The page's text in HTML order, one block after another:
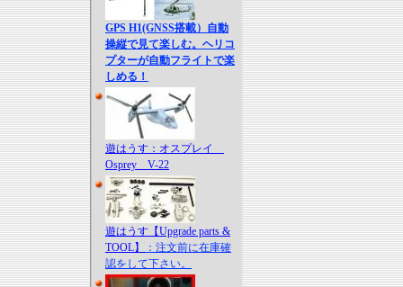
GPS H1(GNSS搭載）自動
操縦で見て楽しむ。ヘリコ
プターが自動フライトで楽
しめる！
遊はうす：オスプレイ
Osprey V-22
遊はうす【Upgrade parts &
TOOL】
：注文前に在庫確
認をして下さい。